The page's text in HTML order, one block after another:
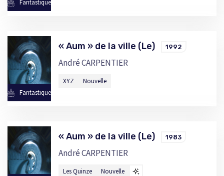
Fantastique
Fantastique
« Aum » de la ville (Le) 1992
André CARPENTIER
XYZ Nouvelle
« Aum » de la ville (Le) 1983
André CARPENTIER
Les Quinze Nouvelle